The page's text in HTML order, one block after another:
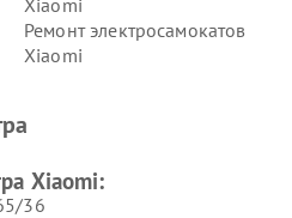
Xiaomi
Ремонт электросамокатов
Xiaomi
Ремонт смарт-часов Xiaomi
Xiaomi:
36